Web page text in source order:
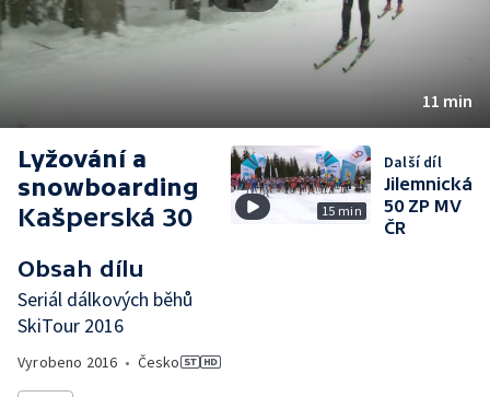
11 min
Lyžování a
snowboarding
Kašperská 30
Obsah dílu
Seriál dálkových běhů
SkiTour 2016
Vyrobeno 2016 • Česko
15 min
Další díl
Jilemnická
50 ZP MV
ČR